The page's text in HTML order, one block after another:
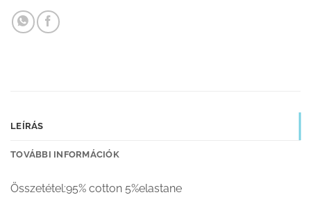
LEÍRÁS
TOVÁBBI INFORMÁCIÓK
Összetétel:95% cotton 5%elastane